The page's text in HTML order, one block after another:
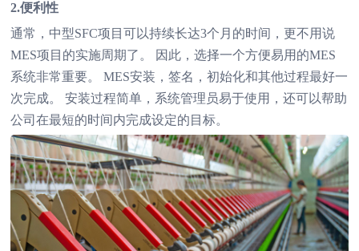
2.便利性
通常，中型SFC项目可以持续长达3个月的时间，更不用说
MES项目的实施周期了。 因此，选择一个方便易用的MES
系统非常重要。 MES安装，签名，初始化和其他过程最好一
次完成。 安装过程简单，系统管理员易于使用，还可以帮助
公司在最短的时间内完成设定的目标。